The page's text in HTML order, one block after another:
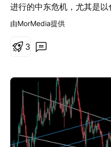
进行的中东危机，尤其是
尔木兹海峡，这可能会重塑
全球能源体系中的角色进
准入。此变革与AI和数据
吻合，预计将大幅增加北
加之亚洲对更清洁能源日
流动模式和定价机制将发
既带来了挑战，也带来了
继续影响短期价格的形成
由MorMedia提供
3